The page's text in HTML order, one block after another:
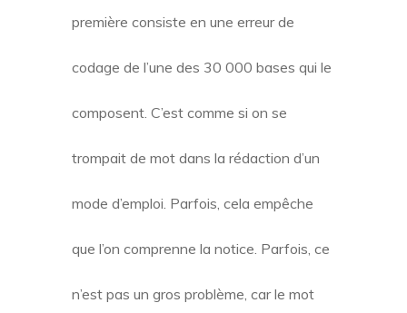
première consiste en une erreur de
codage de l’une des 30 000 bases qui le
composent. C’est comme si on se
trompait de mot dans la rédaction d’un
mode d’emploi. Parfois, cela empêche
que l’on comprenne la notice. Parfois, ce
n’est pas un gros problème, car le mot